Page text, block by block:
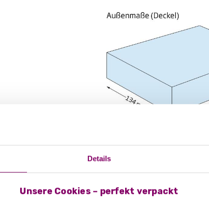
Details
Unsere Cookies – perfekt verpackt